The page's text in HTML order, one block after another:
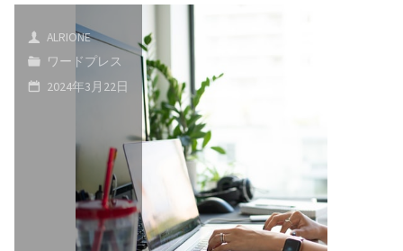
方
が
い
と
思
レ
な
く」
「誰
の
明：
ブ
ロ
初
心
者
の
為
の
ALRIONE
ワードプレス
2024年3月22日